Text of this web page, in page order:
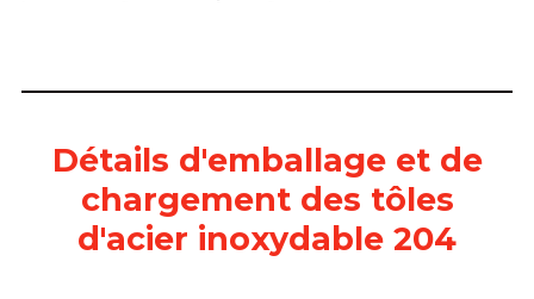
Détails d'emballage et de
chargement des tôles
d'acier inoxydable 204